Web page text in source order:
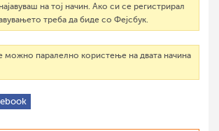
на тој начин. Ако си се регистрирал
треба да биде со Фејсбук.
можно паралелно користење на двата начина